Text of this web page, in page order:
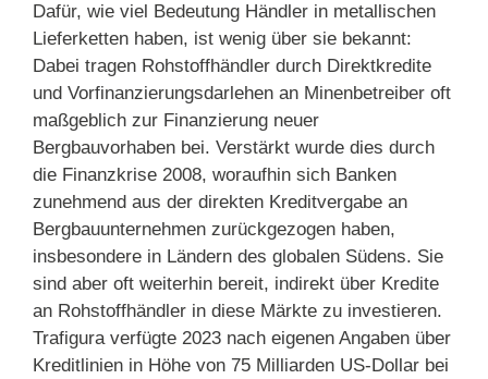
Dafür, wie viel Bedeutung Händler in metallischen
Lieferketten haben, ist wenig über sie bekannt:
Dabei tragen Rohstoffhändler durch Direktkredite
und Vorfinanzierungsdarlehen an Minenbetreiber oft
maßgeblich zur Finanzierung neuer
Bergbauvorhaben bei. Verstärkt wurde dies durch
die Finanzkrise 2008, woraufhin sich Banken
zunehmend aus der direkten Kreditvergabe an
Bergbauunternehmen zurückgezogen haben,
insbesondere in Ländern des globalen Südens. Sie
sind aber oft weiterhin bereit, indirekt über Kredite
an Rohstoffhändler in diese Märkte zu investieren.
Trafigura verfügte 2023 nach eigenen Angaben über
Kreditlinien in Höhe von 75 Milliarden US-Dollar bei